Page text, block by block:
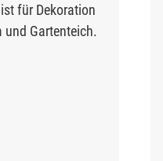
für Dekoration
Gartenteich.